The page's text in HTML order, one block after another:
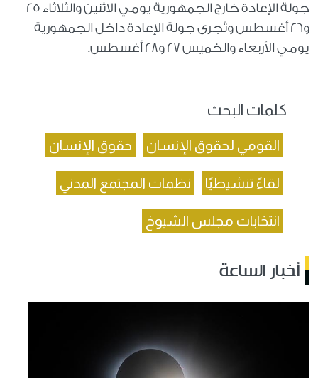
جولة الإعادة خارج الجمهورية يومي الاثنين والثلاثاء 25
و26 أغسطس وتُجرى جولة الإعادة داخل الجمهورية
يومي الأربعاء والخميس 27 و28 أغسطس.
كلمات البحث
القومي لحقوق الإنسان حقوق الإنسان
لقاءً تنشيطيًا نظمات المجتمع المدني
انتخابات مجلس الشيوخ
أخبار الساعة